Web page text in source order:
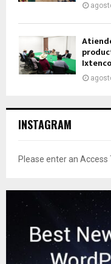
Ixtenco
INSTAGRAM
Please enter an Access